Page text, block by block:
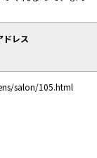
ドレス
salon/105.html